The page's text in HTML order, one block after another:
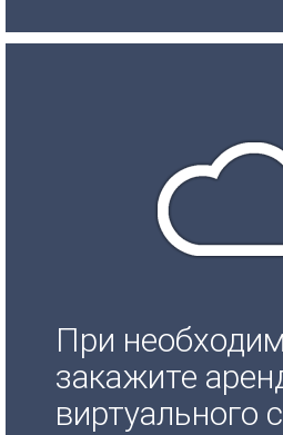
При
закажите
виртуального